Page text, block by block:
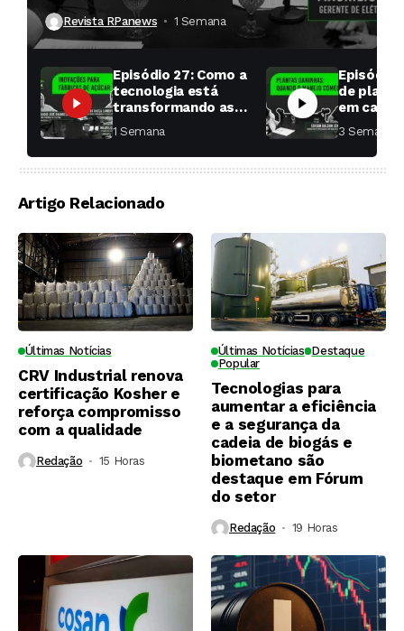
Revista RPanews 1 Semana ⁮
Episódio 27: Como a
tecnologia está
transformando as
fábricas de açúcar?
1 Semana ⁮
Episódio
de
em cana:
começar
toda a
3 Semanas ⁮
Artigo Relacionado
Últimas Notícias
CRV Industrial renova
certificação Kosher e
reforça compromisso
com a qualidade
Redação 15 Horas ⁮
Últimas Notícias Destaque
Popular
Tecnologias para
aumentar a eficiência
e a segurança da
cadeia de biogás e
biometano são
destaque em Fórum
do setor
Redação 19 Horas ⁮